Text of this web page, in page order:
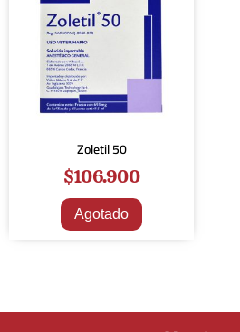
Zoletil 50
$106.900
Agotado